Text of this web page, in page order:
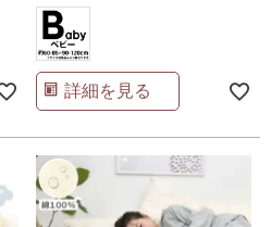
詳細を見る